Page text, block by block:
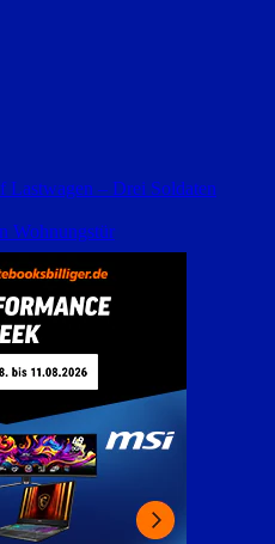
Lastwagen – Drei Soldaten
Wohnungstür